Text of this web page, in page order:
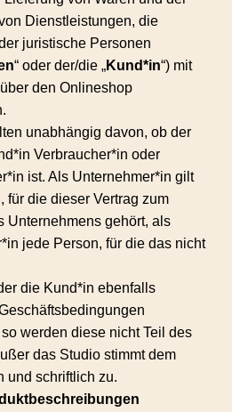
Dienstleistungen, die
juristische Personen
“ oder der/die „Kund*in“) mit
den Onlineshop
unabhängig davon, ob der
Verbraucher*in oder
ist. Als Unternehmer*in gilt
für die dieser Vertrag zum
Unternehmens gehört, als
jede Person, für die das nicht
die Kund*in ebenfalls
werden diese nicht Teil des
das Studio stimmt dem
und schriftlich zu.